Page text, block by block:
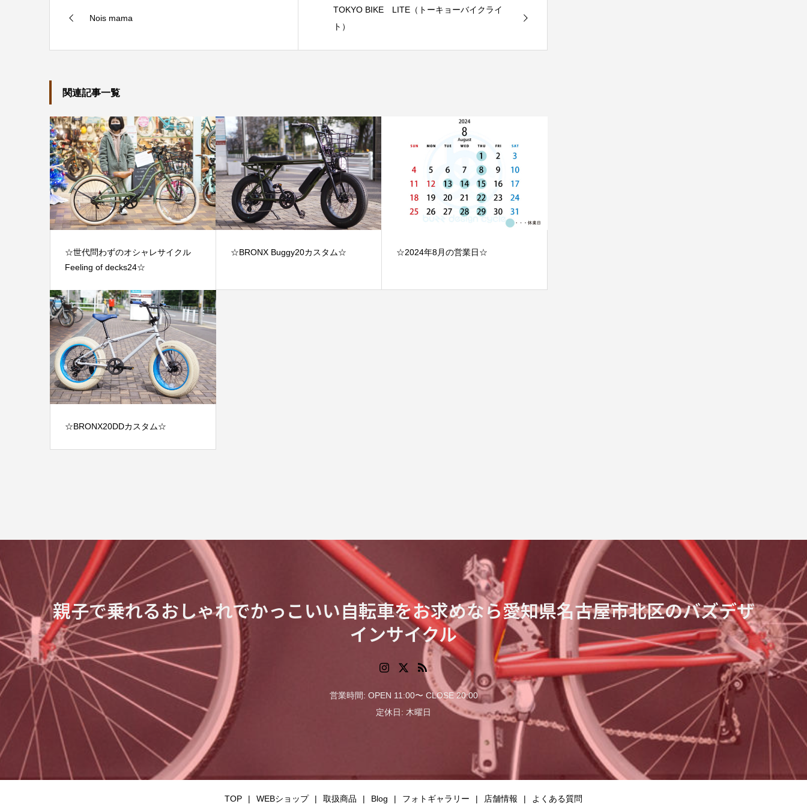
Nois mama
TOKYO BIKE LITE（トーキョーバイクライ
ト）
関連記事一覧
☆世代問わずのオシャレサイクル
Feeling of decks24☆
☆BRONX Buggy20カスタム☆ ☆2024年8月の営業日☆
☆BRONX20DDカスタム☆
親子で乗れるおしゃれでかっこいい自転車をお求めなら愛知県名古屋市北区のバズデザ
インサイクル
営業時間: OPEN 11:00〜 CLOSE 20:00
定休日: 木曜日
TOP WEBショップ 取扱商品 Blog フォトギャラリー 店舗情報 よくある質問